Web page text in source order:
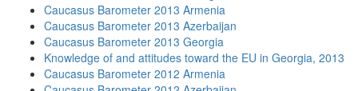
Caucasus Barometer 2013 Armenia
Caucasus Barometer 2013 Azerbaijan
Caucasus Barometer 2013 Georgia
Knowledge of and attitudes toward the EU in Georgia, 2013
Caucasus Barometer 2012 Armenia